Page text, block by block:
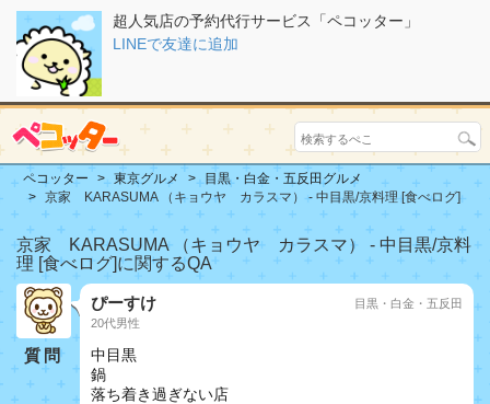
超人気店の予約代行サービス「ペコッター」
LINEで友達に追加
ペコッター 東京グルメ
目黒・白金・五反田グルメ
京家 KARASUMA （キョウヤ カラスマ） - 中目黒/京料理 [食べログ]
京家 KARASUMA （キョウヤ カラスマ） - 中目黒/京料
理 [食べログ]に関するQA
質問
ぴーすけ
20代男性
目黒・白金・五反田
中目黒
鍋
落ち着き過ぎない店